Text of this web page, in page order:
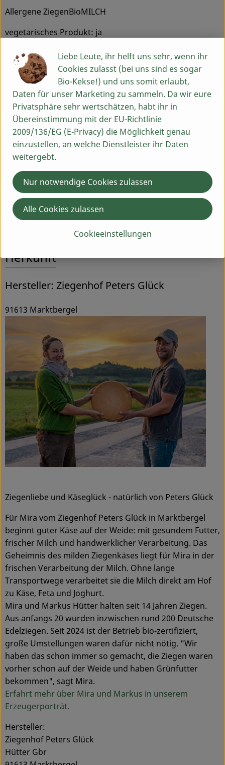
Allergene ZiegenBioMILCH
vegetarisches Produkt: ja
Bruttogewicht 190 g
Nettogewicht 175 g
Info zur Herkunft:
Regional erzeugte BioZiegenmilch aus Mittelfranken
HEUMILCH - Silagefreie Fütterung der Ziegen
ganztags und ganzjährig Weidegang - besonders
tiergerechte Haltungsform
Frische Verarbeitung der Milch direkt am Ziegenhof
Bäuerlicher Familienbetrieb
Produktinformationen
Herkunft
Hersteller: Ziegenhof Peters Glück
91613 Marktbergel
Ziegenliebe und Käseglück - natürlich von Peters Glück
Für Mira vom Ziegenhof Peters Glück in Marktbergel
beginnt guter Käse auf der Weide: mit gesundem Futter,
frischer Milch und handwerklicher Verarbeitung. Das
Geheimnis des milden Ziegenkäses liegt für Mira in der
frischen Verarbeitung der Milch. Ohne lange
Transportwege verarbeitet sie die Milch direkt am Hof
zu Käse, Feta und Joghurt.
Mira und Markus Hütter halten seit 14 Jahren Ziegen.
Aus anfangs 20 wurden inzwischen rund 200 Deutsche
Edelziegen. Seit 2024 ist der Betrieb bio-zertifiziert,
große Umstellungen waren dafür nicht nötig. "Wir
haben das schon immer so gemacht, die Ziegen waren
vorher schon auf der Weide und haben Grünfutter
bekommen", sagt Mira.
Erfahrt mehr über Mira und Markus in unserem
Erzeugerporträt.
Hersteller:
Ziegenhof Peters Glück
Hütter Gbr
Liebe Leute, ihr helft uns sehr, wenn ihr
Cookies zulasst (bei uns sind es sogar
Bio-Kekse!) und uns somit erlaubt,
Daten für unser Marketing zu sammeln. Da wir eure
Privatsphäre sehr wertschätzen, habt ihr in
Übereinstimmung mit der EU-Richtlinie
2009/136/EG (E-Privacy) die Möglichkeit genau
einzustellen, an welche Dienstleister ihr Daten
weitergebt.
Cookieeinstellungen
Nur notwendige Cookies zulassen
Alle Cookies zulassen